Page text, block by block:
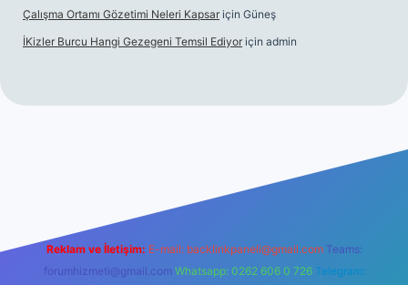
Çalışma Ortamı Gözetimi Neleri Kapsar için Güneş
İKizler Burcu Hangi Gezegeni Temsil Ediyor için admin
Reklam ve İletişim: E-mail: backlinkpaneli@gmail.com Teams:
forumhizmeti@gmail.com Whatsapp: 0262 606 0 726 Telegram: